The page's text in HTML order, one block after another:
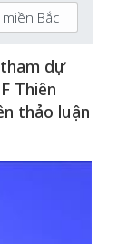
Bắc
dự
Thiên
thảo luận